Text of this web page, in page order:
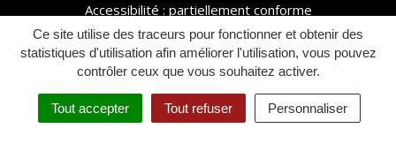
Ce site utilise des traceurs pour fonctionner et obtenir des
statistiques d'utilisation afin améliorer l'utilisation, vous pouvez
contrôler ceux que vous souhaitez activer.
Tout accepter Tout refuser Personnaliser
INFOS
PRATIQUES
AGENDA
En savoir plusCONTACTER
ACCESSIBILITÉ
En
Accessibilité : partiellement conforme
Politique de confidentialité